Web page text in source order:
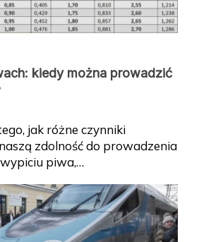
kiedy można prowadzić
jak różne czynniki
zdolność do prowadzenia
piwa,…